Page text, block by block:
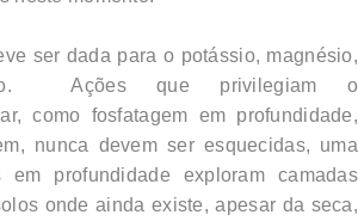
ser dada para o potássio, magnésio,
Ações que privilegiam o
como fosfatagem em profundidade,
nunca devem ser esquecidas, uma
profundidade exploram camadas
onde ainda existe, apesar da seca,